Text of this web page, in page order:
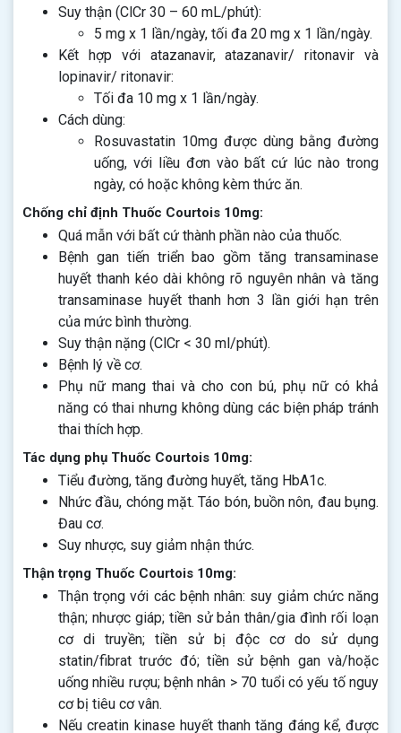
Suy thận (ClCr 30 – 60 mL/phút):
5 mg x 1 lần/ngày, tối đa 20 mg x 1 lần/ngày.
Kết hợp với atazanavir, atazanavir/ ritonavir và
lopinavir/ ritonavir:
Tối đa 10 mg x 1 lần/ngày.
Cách dùng:
Rosuvastatin 10mg được dùng bằng đường
uống, với liều đơn vào bất cứ lúc nào trong
ngày, có hoặc không kèm thức ăn.
Chống chỉ định Thuốc Courtois 10mg:
Quá mẫn với bất cứ thành phần nào của thuốc.
Bệnh gan tiến triển bao gồm tăng transaminase
huyết thanh kéo dài không rõ nguyên nhân và tăng
transaminase huyết thanh hơn 3 lần giới hạn trên
của mức bình thường.
Suy thận nặng (ClCr < 30 ml/phút).
Bệnh lý về cơ.
Phụ nữ mang thai và cho con bú, phụ nữ có khả
năng có thai nhưng không dùng các biện pháp tránh
thai thích hợp.
Tác dụng phụ Thuốc Courtois 10mg:
Tiểu đường, tăng đường huyết, tăng HbA1c.
Nhức đầu, chóng mặt. Táo bón, buồn nôn, đau bụng.
Đau cơ.
Suy nhược, suy giảm nhận thức.
Thận trọng Thuốc Courtois 10mg:
Thận trọng với các bệnh nhân: suy giảm chức năng
thận; nhược giáp; tiền sử bản thân/gia đình rối loạn
cơ di truyền; tiền sử bị độc cơ do sử dụng
statin/fibrat trước đó; tiền sử bệnh gan và/hoặc
uống nhiều rượu; bệnh nhân > 70 tuổi có yếu tố nguy
cơ bị tiêu cơ vân.
Nếu creatin kinase huyết thanh tăng đáng kể, được